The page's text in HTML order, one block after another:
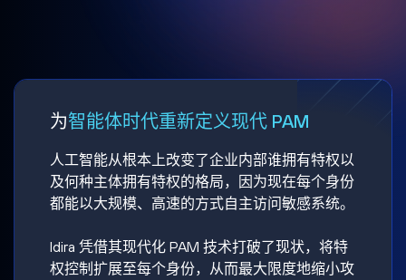
为智能体时代重新定义现代 PAM
人工智能从根本上改变了企业内部谁拥有特权以
及何种主体拥有特权的格局，因为现在每个身份
都能以大规模、高速的方式自主访问敏感系统。
Idira 凭借其现代化 PAM 技术打破了现状，将特
权控制扩展至每个身份，从而最大限度地缩小攻